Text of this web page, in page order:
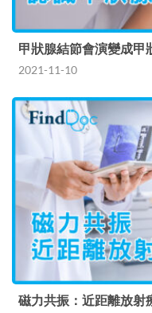
甲狀腺結節會演變成甲
2021-11-10
磁力共振：近距離放射